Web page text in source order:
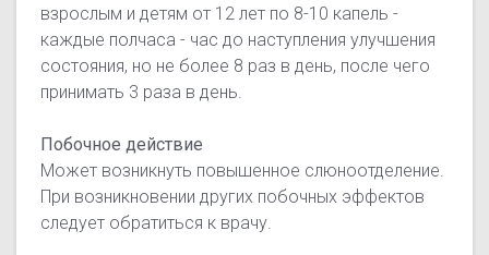
взрослым и детям от 12 лет по 8-10 капель -
каждые полчаса - час до наступления улучшения
состояния, но не более 8 раз в день, после чего
принимать 3 раза в день.
Побочное действие
Может возникнуть повышенное слюноотделение.
При возникновении других побочных эффектов
следует обратиться к врачу.